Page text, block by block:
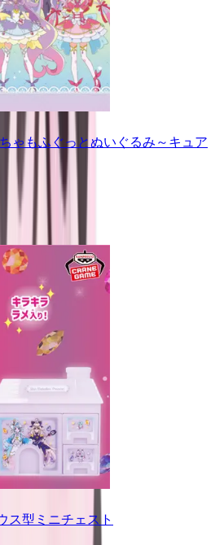
ゃもふぐっとぬいぐるみ～キュア
ス型ミニチェスト